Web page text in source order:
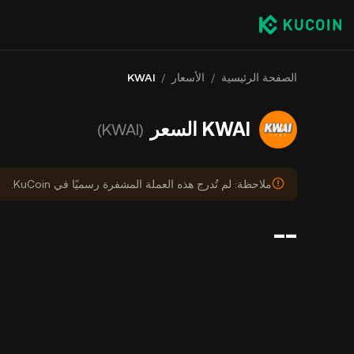
الصفحة الرئيسية / الأسعار /
KWAI
KWAI السعر (KWAI)
ملاحظة: لم تُدرج هذه العملة المشفرة رسميًا في KuCoin.
--